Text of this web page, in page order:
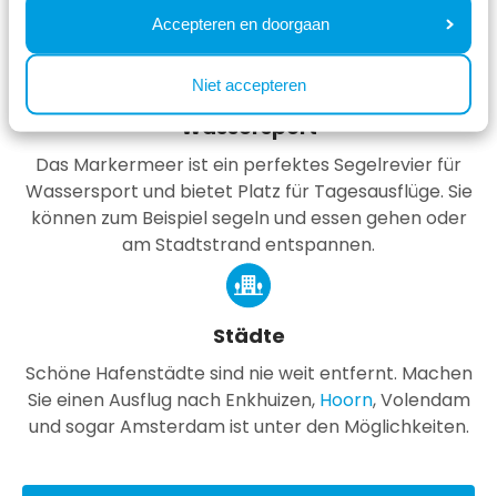
Accepteren en doorgaan
Niet accepteren
schöne Route entlang gemütlicher und malerischer
Städte.
Wassersport
Das Markermeer ist ein perfektes Segelrevier für
Wassersport und bietet Platz für Tagesausflüge. Sie
können zum Beispiel segeln und essen gehen oder
am Stadtstrand entspannen.
Städte
Schöne Hafenstädte sind nie weit entfernt. Machen
Sie einen Ausflug nach Enkhuizen, Hoorn, Volendam
und sogar Amsterdam ist unter den Möglichkeiten.